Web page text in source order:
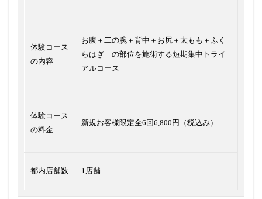
体験コース
の内容
お腹＋二の腕＋背中＋お尻＋太もも＋ふく
らはぎ の部位を施術する短期集中トライ
アルコース
体験コース
の料金
新規お客様限定全6回6,800円（税込み）
都内店舗数 1店舗